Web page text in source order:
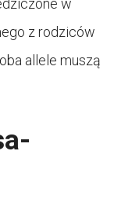
z rodziców
allele muszą